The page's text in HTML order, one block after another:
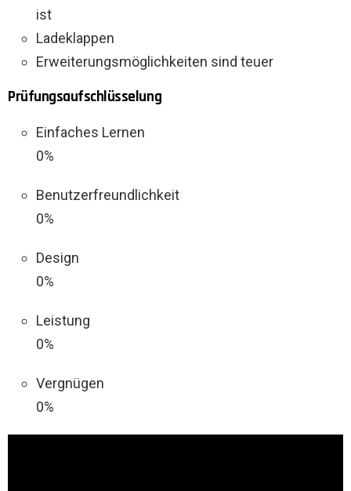
ist
Ladeklappen
Erweiterungsmöglichkeiten sind teuer
Prüfungsaufschlüsselung
Einfaches Lernen
0%
Benutzerfreundlichkeit
0%
Design
0%
Leistung
0%
Vergnügen
0%